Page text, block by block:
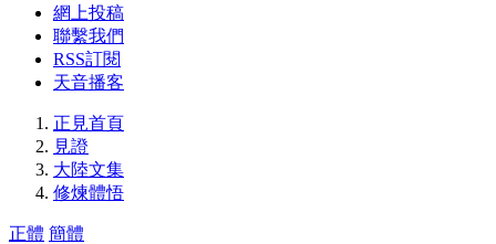
網上投稿
聯繫我們
RSS訂閱
天音播客
正見首頁
見證
大陸文集
修煉體悟
正體 簡體